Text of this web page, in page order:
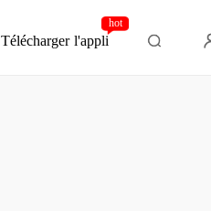
Télécharger l'appli
hot